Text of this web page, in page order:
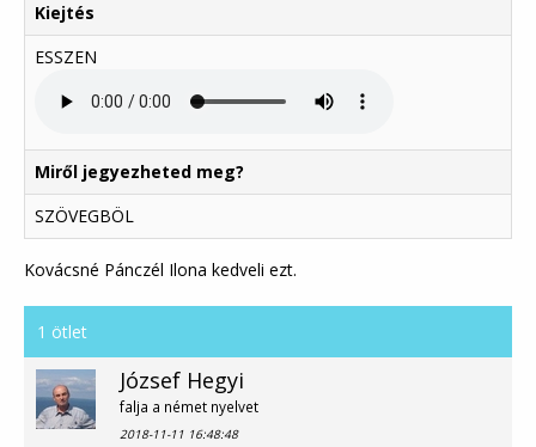
Kiejtés
ESSZEN
Miről jegyezheted meg?
SZÖVEGBÖL
Kovácsné Pánczél Ilona kedveli ezt.
1 ötlet
József Hegyi
falja a német nyelvet
2018-11-11 16:48:48